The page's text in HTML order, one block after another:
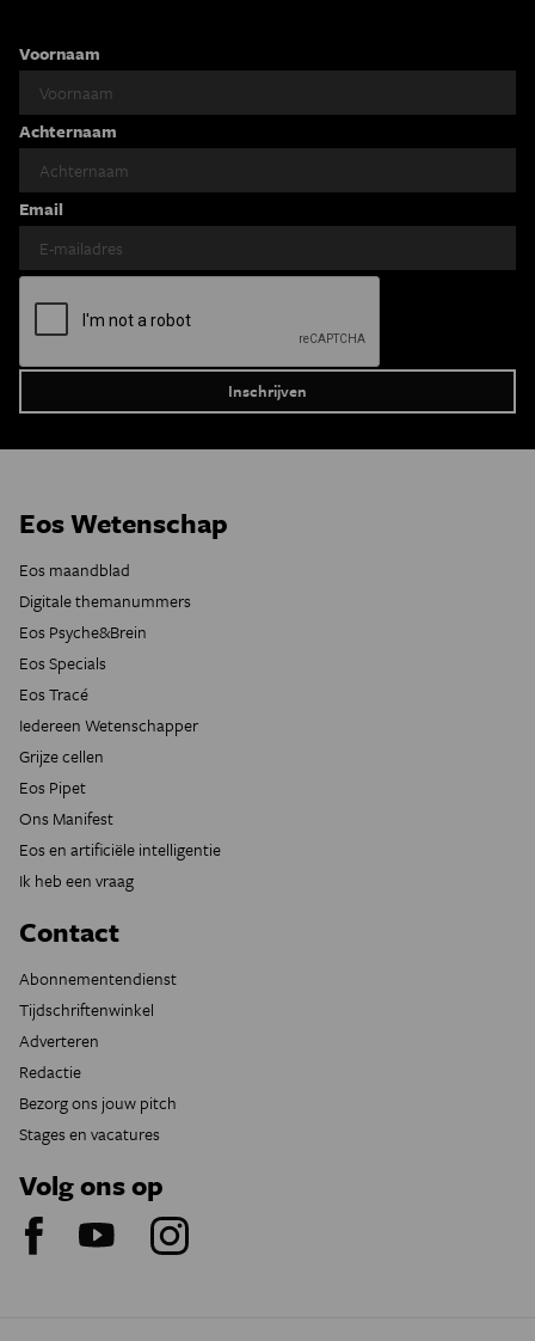
Voornaam
Achternaam
Email
Eos Wetenschap
Eos maandblad
Digitale themanummers
Eos Psyche&Brein
Eos Specials
Eos Tracé
Iedereen Wetenschapper
Grijze cellen
Eos Pipet
Ons Manifest
Eos en artificiële intelligentie
Ik heb een vraag
Contact
Abonnementendienst
Tijdschriftenwinkel
Adverteren
Redactie
Bezorg ons jouw pitch
Stages en vacatures
Volg ons op